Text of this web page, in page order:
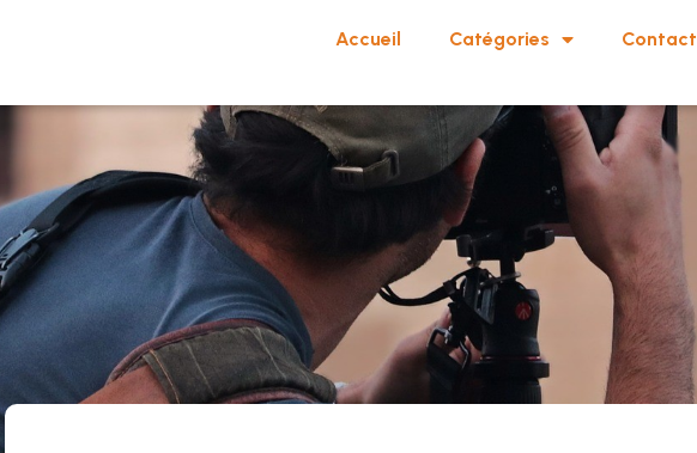
Accueil Catégories Contact